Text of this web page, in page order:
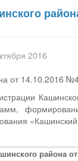
2016
от 14.10.2016
района